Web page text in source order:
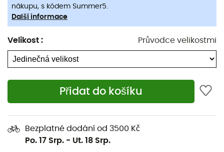
nákupu, s kódem Summer5.
Další informace
Velikost : Průvodce velikostmi
Přidat do košíku
Bezplatné dodání od 3500 Kč
Po. 17 Srp. - Ut. 18 Srp.
Dostatečnáhydrataceje nezbytná během všech vašich
sportovních aktivit. Ať už jste na trailu nebo na túře, je
Kit od Source
kompletně, snadno a rychle
vyčistit hadici vašeho vodního rezervoáru.
Kartáč z nylonových vláken,
Délka: 102,5 cm,
Návod k použití: